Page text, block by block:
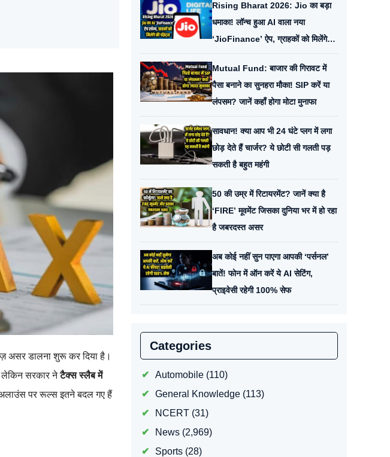
असर डालना शुरू कर दिया है।
लेकिन सरकार नेटैक्स स्लैब में
पर रूल्स इतने बदल गए हैं
Rising Bharat 2026: Jio का बड़ा
धमाका! लॉन्च हुआ AI वाला नया
‘JioFinance’ ऐप, ग्राहकों को मिलेंगे
फ्री पॉइंट्स
Mutual Fund: बाजार की गिरावट में
पैसा बनाने का सुनहरा मौका! SIP करें या
लंपसम? जानें कहाँ होगा मोटा मुनाफा
सावधान! क्या आप भी 24 घंटे प्लग में लगा
छोड़ देते हैं चार्जर? ये छोटी सी गलती पड़
सकती है बहुत महंगी
50 की उम्र में रिटायरमेंट? जानें क्या है
‘FIRE’ मूवमेंट जिसका दुनिया भर में हो रहा
है जबरदस्त असर
अब कोई नहीं सुन पाएगा आपकी ‘पर्सनल’
बातें! फोन में ऑन करें ये AI सेटिंग,
प्राइवेसी रहेगी 100% सेफ
Categories
Automobile(110)
General Knowledge(113)
NCERT(31)
News(2,969)
Sports(28)